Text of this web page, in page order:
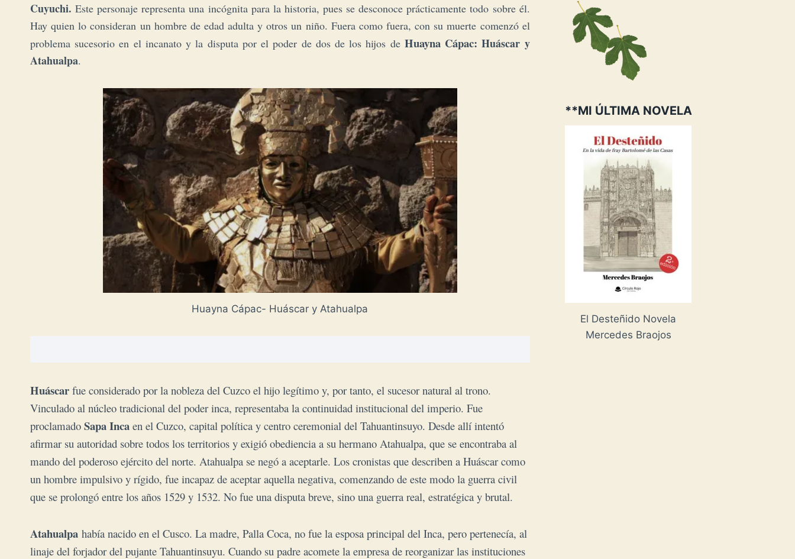
Cuyuchi.Este personaje representa una incógnita para la historia, pues se desconoce prácticamente todo sobre él.
Hay quien lo consideran un hombre de edad adulta y otros un niño. Fuera como fuera, con su muerte comenzó el
problema sucesorio en el incanato y la disputa por el poder de dos de los hijos de Huayna Cápac: Huáscar y
Atahualpa.
Huayna Cápac- Huáscar y Atahualpa
Huáscar fue considerado por la nobleza del Cuzco el hijo legítimo y, por tanto, el sucesor natural al trono.
Vinculado al núcleo tradicional del poder inca, representaba la continuidad institucional del imperio. Fue
proclamado Sapa Inca en el Cuzco, capital política y centro ceremonial del Tahuantinsuyo. Desde allí intentó
afirmar su autoridad sobre todos los territorios y exigió obediencia a su hermano Atahualpa, que se encontraba al
mando del poderoso ejército del norte. Atahualpa se negó a aceptarle. Los cronistas que describen a Huáscar como
un hombre impulsivo y rígido, fue incapaz de aceptar aquella negativa, comenzando de este modo la guerra civil
que se prolongó entre los años 1529 y 1532. No fue una disputa breve, sino una guerra real, estratégica y brutal.
Atahualpa había nacido en el Cusco. La madre, Palla Coca, no fue la esposa principal del Inca, pero pertenecía, al
linaje del forjador del pujante Tahuantinsuyu. Cuando su padre acomete la empresa de reorganizar las instituciones
**MI ÚLTIMA NOVELA
El Desteñido Novela
Mercedes Braojos